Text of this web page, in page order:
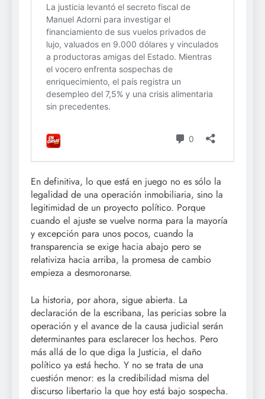
En definitiva, lo que está en juego no es sólo la
legalidad de una operación inmobiliaria, sino la
legitimidad de un proyecto político. Porque
cuando el ajuste se vuelve norma para la mayoría
y excepción para unos pocos, cuando la
transparencia se exige hacia abajo pero se
relativiza hacia arriba, la promesa de cambio
empieza a desmoronarse.
La historia, por ahora, sigue abierta. La
declaración de la escribana, las pericias sobre la
operación y el avance de la causa judicial serán
determinantes para esclarecer los hechos. Pero
más allá de lo que diga la Justicia, el daño
político ya está hecho. Y no se trata de una
cuestión menor: es la credibilidad misma del
discurso libertario la que hoy está bajo sospecha.